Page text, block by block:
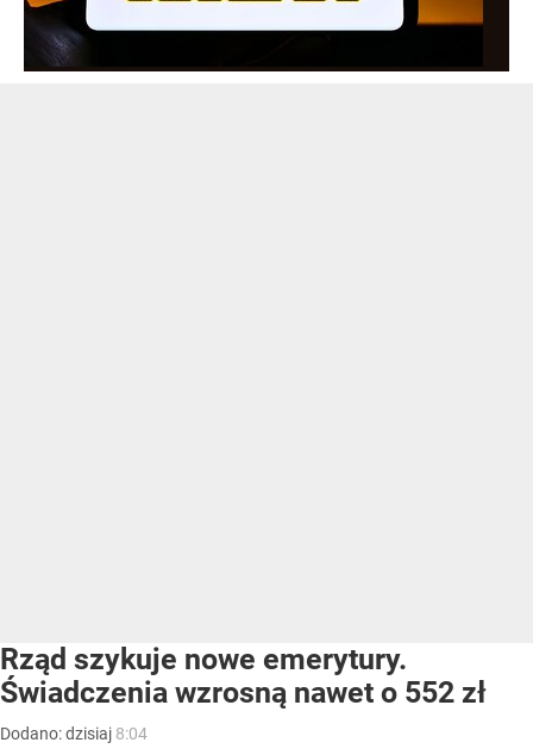
Rząd szykuje nowe emerytury.
Świadczenia wzrosną nawet o 552 zł
Dodano:dzisiaj 8:04